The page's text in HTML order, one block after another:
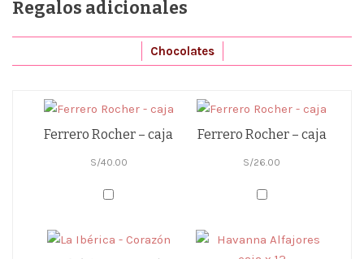
Regalos adicionales
Chocolates
Ferrero Rocher – caja
S/40.00
Ferrero Rocher – caja
S/26.00